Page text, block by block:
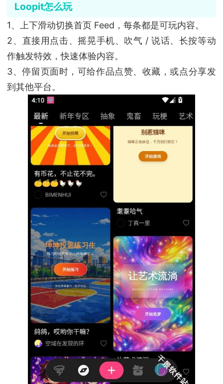
Loopit怎么玩
1、上下滑动切换首页 Feed，每条都是可玩内容。
2、直接用点击、摇晃手机、吹气 / 说话、长按等动
作触发特效，快速体验内容。
3、停留页面时，可给作品点赞、收藏，或点分享发
到其他平台。